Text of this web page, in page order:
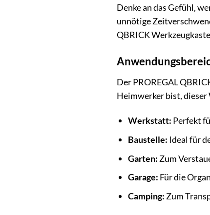
Denke an das Gefühl,
unnötige
QBRICK
Der PROREGAL
Heimwerker bist, dieser
Werkstatt: Perfekt
Baustelle: Ideal für
Garten: Zum
Garage: Für die
Camping: Zum